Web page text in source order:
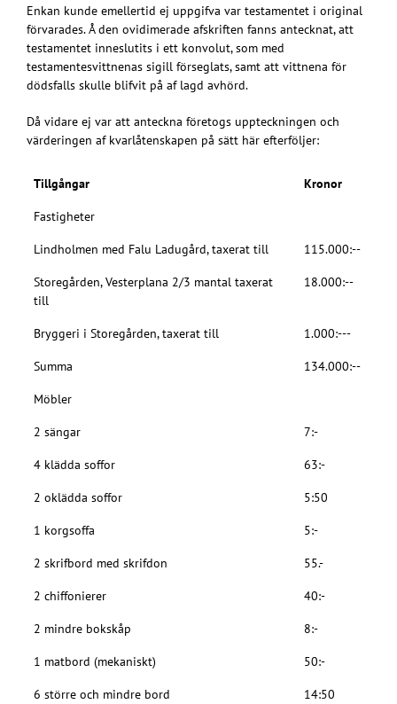
Enkan kunde emellertid ej uppgifva var testamentet i original
förvarades. Å den ovidimerade afskriften fanns antecknat, att
testamentet inneslutits i ett konvolut, som med
testamentesvittnenas sigill förseglats, samt att vittnena för
dödsfalls skulle blifvit på af lagd avhörd.
Då vidare ej var att anteckna företogs uppteckningen och
värderingen af kvarlåtenskapen på sätt här efterföljer:
Tillgångar Kronor
Fastigheter
Lindholmen med Falu Ladugård, taxerat till 115.000:--
Storegården, Vesterplana 2/3 mantal taxerat
till
18.000:--
Bryggeri i Storegården, taxerat till 1.000:---
Summa 134.000:--
Möbler
2 sängar 7:-
4 klädda soffor 63:-
2 oklädda soffor 5:50
1 korgsoffa 5:-
2 skrifbord med skrifdon 55.-
2 chiffonierer 40:-
2 mindre bokskåp 8:-
1 matbord (mekaniskt) 50:-
6 större och mindre bord 14:50